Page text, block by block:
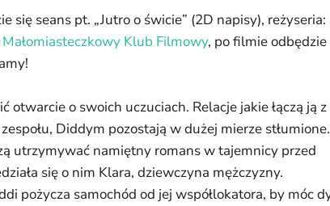
się seans pt. „Jutro o świcie” (2D napisy), reżyseria:
Małomiasteczkowy Klub Filmowy, po filmie odbędzie
otwarcie o swoich uczuciach. Relacje jakie łączą ją z
Diddym pozostają w dużej mierze
utrzymywać namiętny romans w tajemnicy przed
się o nim Klara, dziewczyna mężczyzny.
pożycza samochód od jej współlokatora, by móc